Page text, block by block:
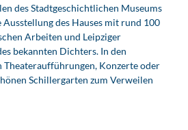
e
n
des Stadtgeschichtlichen Museums
des Hauses mit rund 100
Arbeiten und Leipziger
bekannten Dichters. In den
Theateraufführungen, Konzerte oder
Schillergarten zum Verweilen